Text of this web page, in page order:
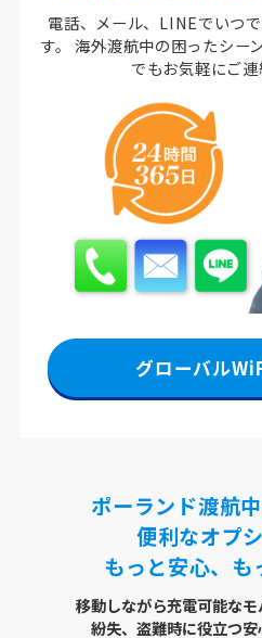
電話、メール、LINEでいつ
す。
海外渡航中の困ったシー
でもお気軽にご連
グローバル
ポーランド渡航
便利なオプ
もっと安心、も
移動しながら充電可能なモ
紛失、盗難時に役立つ安